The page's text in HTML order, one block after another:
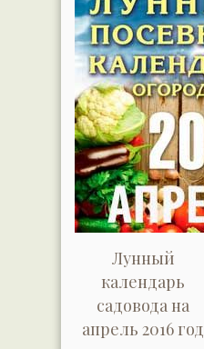
Лунный
календарь
садовода на
апрель 2016 год